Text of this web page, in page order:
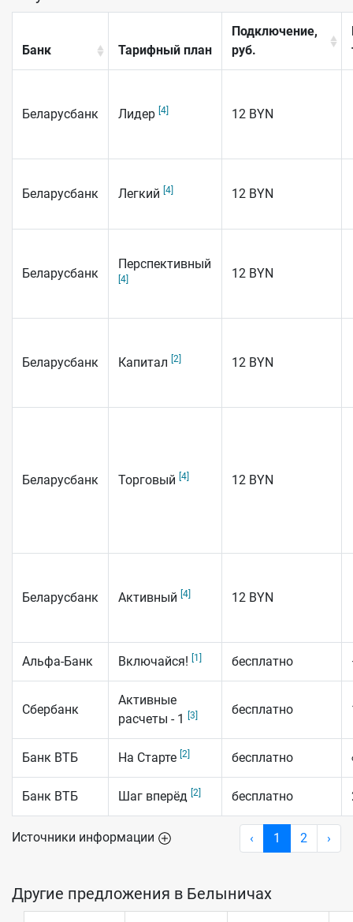
Банк Тарифный план
Подключение,
руб.
Беларусбанк Лидер [4] 12 BYN
Беларусбанк Легкий [4] 12 BYN
Беларусбанк
Перспективный
[4] 12 BYN
Беларусбанк Капитал [2] 12 BYN
Беларусбанк Торговый [4] 12 BYN
Беларусбанк Активный [4] 12 BYN
Альфа-Банк Включайся! [1] бесплатно
Сбербанк
Активные
расчеты - 1
[3] бесплатно
Банк ВТБ На Старте [2] бесплатно
Банк ВТБ Шаг вперёд [2] бесплатно
‹ 1 2 ›
Источники информации
Другие предложения в Белыничах